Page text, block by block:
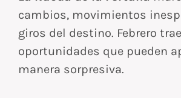
cambios, movimientos
giros del destino. Febrero trae
oportunidades que pueden
manera sorpresiva.